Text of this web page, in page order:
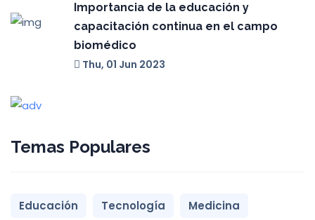
Importancia de la educación y
capacitación continua en el campo
biomédico
Thu, 01 Jun 2023
Temas Populares
Educación Tecnología Medicina